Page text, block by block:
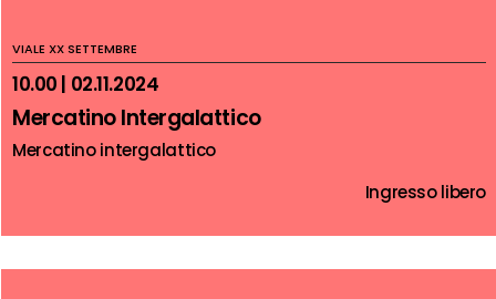
VIALE XX SETTEMBRE
10.00 | 02.11.2024
Mercatino Intergalattico
Mercatino intergalattico
Ingresso libero